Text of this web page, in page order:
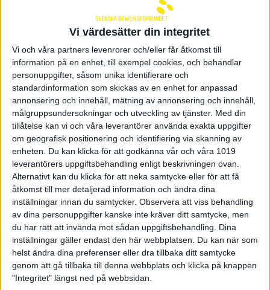
Vi värdesätter din integritet
Vi och våra partners levenrorer och/eller får åtkomst till
information på en enhet, till exempel cookies, och behandlar
personuppgifter, såsom unika identifierare och
standardinformation som skickas av en enhet for anpassad
annonsering och innehåll, mätning av annonsering och innehåll,
målgruppsundersokningar och utveckling av tjänster. Med din
tillåtelse kan vi och våra leverantörer använda exakta uppgifter
om geografisk positionering och identifiering via skanning av
enheten. Du kan klicka för att godkänna vår och våra 1019
leverantörers uppgiftsbehandling enligt beskrivningen ovan.
Alternativt kan du klicka för att neka samtycke eller för att få
åtkomst till mer detaljerad information och ändra dina
inställningar innan du samtycker. Observera att viss behandling
av dina personuppgifter kanske inte kräver ditt samtycke, men
du har rätt att invända mot sådan uppgiftsbehandling. Dina
inställningar gäller endast den här webbplatsen. Du kan när som
helst ändra dina preferenser eller dra tillbaka ditt samtycke
genom att gå tillbaka till denna webbplats och klicka på knappen
"Integritet" längst ned på webbsidan.
2019
Yttrande 2019
ÅRSMÖTE 2018
Årsmöteshandlingar
2018
Protokoll
Årsmöte 2018
ÅRSMÖTE 2017
Protokoll
Årsmöte 2017
Bilaga Till Styrelsens
Förslag Nr 3
Slutrapport
Regionsfrågan
ÅRSMÖTE 2016
Årsmöteshandlingar
2016
Protokoll
Årsmöte 2016
ÅRSMÖTE 2015
Årsmöte 2015
Styrelsens Förslag Nr